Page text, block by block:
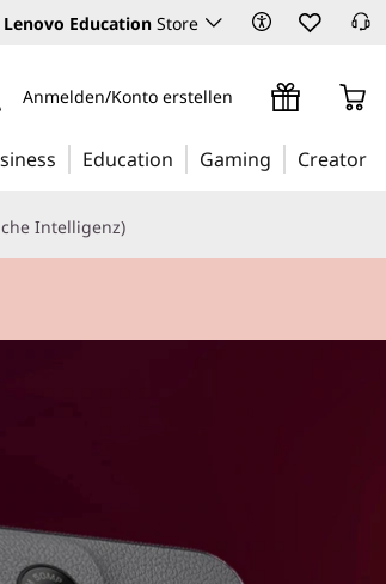
Lenovo Education Store
Anmelden/Konto erstellen
Education Gaming Creator
Intelligenz)